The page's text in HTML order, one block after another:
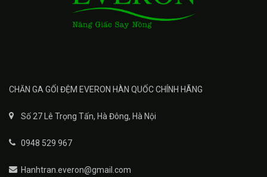
CHĂN GA GỐI ĐỆM EVERON HÀN QUỐC CHÍNH HÃNG
Số 27 Lê Trọng Tấn, Hà Đông, Hà Nội
0948 529 967
Hanhtran.everon@gmail.com